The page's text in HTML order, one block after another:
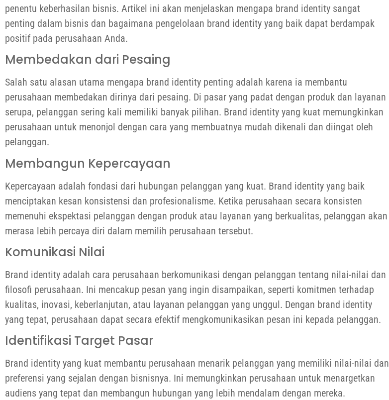
penentu keberhasilan bisnis. Artikel ini akan menjelaskan mengapa brand identity sangat
penting dalam bisnis dan bagaimana pengelolaan brand identity yang baik dapat berdampak
positif pada perusahaan Anda.
Membedakan dari Pesaing
Salah satu alasan utama mengapa brand identity penting adalah karena ia membantu
perusahaan membedakan dirinya dari pesaing. Di pasar yang padat dengan produk dan layanan
serupa, pelanggan sering kali memiliki banyak pilihan. Brand identity yang kuat memungkinkan
perusahaan untuk menonjol dengan cara yang membuatnya mudah dikenali dan diingat oleh
pelanggan.
Membangun Kepercayaan
Kepercayaan adalah fondasi dari hubungan pelanggan yang kuat. Brand identity yang baik
menciptakan kesan konsistensi dan profesionalisme. Ketika perusahaan secara konsisten
memenuhi ekspektasi pelanggan dengan produk atau layanan yang berkualitas, pelanggan akan
merasa lebih percaya diri dalam memilih perusahaan tersebut.
Komunikasi Nilai
Brand identity adalah cara perusahaan berkomunikasi dengan pelanggan tentang nilai-nilai dan
filosofi perusahaan. Ini mencakup pesan yang ingin disampaikan, seperti komitmen terhadap
kualitas, inovasi, keberlanjutan, atau layanan pelanggan yang unggul. Dengan brand identity
yang tepat, perusahaan dapat secara efektif mengkomunikasikan pesan ini kepada pelanggan.
Identifikasi Target Pasar
Brand identity yang kuat membantu perusahaan menarik pelanggan yang memiliki nilai-nilai dan
preferensi yang sejalan dengan bisnisnya. Ini memungkinkan perusahaan untuk menargetkan
audiens yang tepat dan membangun hubungan yang lebih mendalam dengan mereka.